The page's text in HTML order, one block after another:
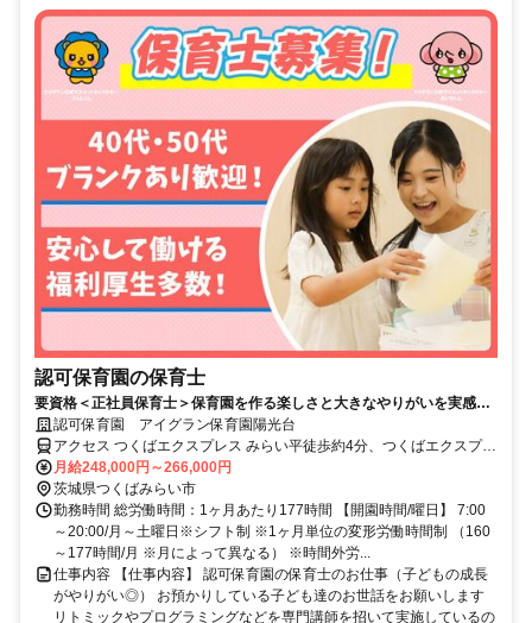
認可保育園の保育士
要資格＜正社員保育士＞保育園を作る楽しさと大きなやりがいを実感で
きるお仕事です◎育休・産休取得率100％
認可保育園 アイグラン保育園陽光台
アクセス つくばエクスプレス みらい平徒歩約4分、つくばエクスプレ
ス みどりの東出口徒歩約55分、関東鉄道常総線 小絹徒歩約67分
月給248,000円～266,000円
茨城県つくばみらい市
勤務時間 総労働時間：1ヶ月あたり177時間 【開園時間/曜日】 7:00
～20:00/月～土曜日※シフト制 ※1ヶ月単位の変形労働時間制 （160
～177時間/月 ※月によって異なる） ※時間外労...
仕事内容 【仕事内容】 認可保育園の保育士のお仕事（子どもの成長
がやりがい◎） お預かりしている子ども達のお世話をお願いします
リトミックやプログラミングなどを専門講師を招いて実施しているの